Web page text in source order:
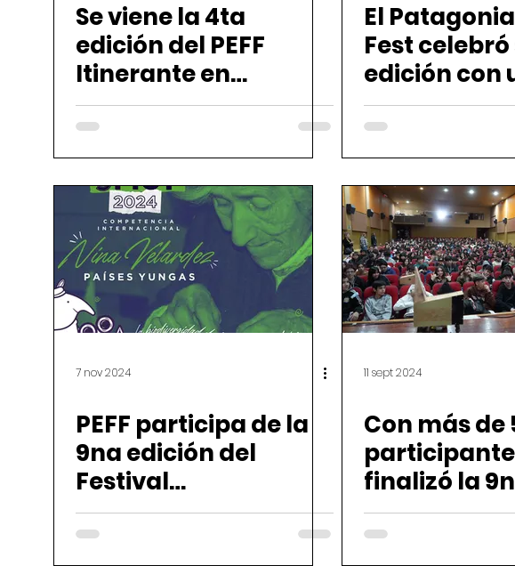
Se viene la 4ta
edición del PEFF
Itinerante en
Comodoro Rivadavia
El
Fest celebró
edición con
semana a
conciencia
ambiental
7 nov 2024
PEFF participa de la
9na edición del
Festival
Internacional de Cine
de las Yungas
11 sept 2024
Con más de
finalizó la
edición del